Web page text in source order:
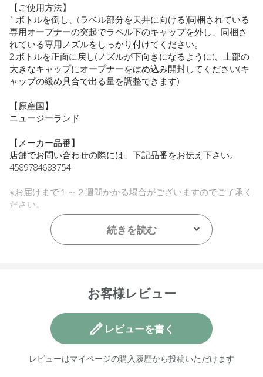
【ご使用方法】
1.ボトルを倒し、(ラベル部分を天井に向ける)同梱されている
専用オープナーの突起でラベル下のキャップを外し、同梱さ
れている専用ノズルをしっかり付けてください。
2.ボトルを正面に戻し(ノズルが下向きになるように)、上部の
大きなキャップにオープナーをはめ込み開封してください(キ
ャップの緩め具合で出る量を調整できます)
【原産国】
ニュージーランド
【メーカー品番】
店舗でお問い合わせの際には、下記品番をお伝え下さい。
4589784683754
※お届けまで１～２週間かかる場合がございますのでご了承く
ださい。
●パッケージはリニューアル等の理由により、写真と異なる場
合がございます。
続きを読む
お客様レビュー
レビューを書く
レビューはマイページの購入履歴から投稿いただけます